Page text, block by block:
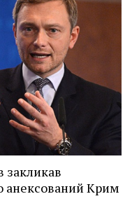
закликав
анексований Крим